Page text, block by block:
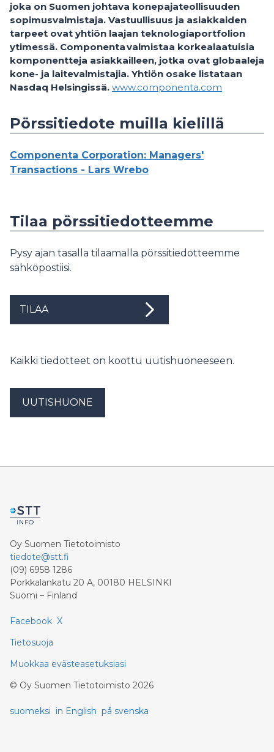
joka on Suomen johtava konepajateollisuuden
sopimusvalmistaja. Vastuullisuus ja asiakkaiden
tarpeet ovat yhtiön laajan teknologiaportfolion
ytimessä. Componenta valmistaa korkealaatuisia
komponentteja asiakkailleen, jotka ovat globaaleja
kone- ja laitevalmistajia. Yhtiön osake listataan
Nasdaq Helsingissä. www.componenta.com
Pörssitiedote muilla kielillä
Componenta Corporation: Managers'
Transactions - Lars Wrebo
Tilaa pörssitiedotteemme
Pysy ajan tasalla tilaamalla pörssitiedotteemme
sähköpostiisi.
TILAA
Kaikki tiedotteet on koottu uutishuoneeseen.
UUTISHUONE
Oy Suomen Tietotoimisto
tiedote@stt.fi
(09) 6958 1286
Porkkalankatu 20 A, 00180 HELSINKI
Suomi – Finland
Facebook X
Tietosuoja
Muokkaa evästeasetuksiasi
© Oy Suomen Tietotoimisto 2026
suomeksi in English på svenska